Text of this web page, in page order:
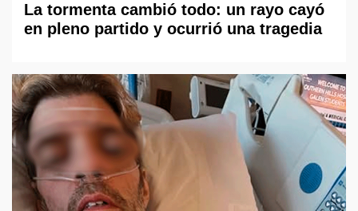
La tormenta cambió todo: un rayo cayó
en pleno partido y ocurrió una tragedia